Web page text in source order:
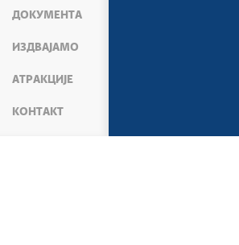
ДОКУМЕНТА
ИЗДВАЈАМО
АТРАКЦИЈЕ
КОНТАКТ